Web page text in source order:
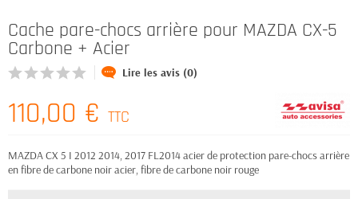
Cache pare-chocs arrière pour MAZDA CX-5
Carbone + Acier
Lire les avis (0)
110,00 € TTC
MAZDA CX 5 I 2012 2014, 2017 FL2014 acier de protection pare-chocs arrière
en fibre de carbone noir acier, fibre de carbone noir rouge